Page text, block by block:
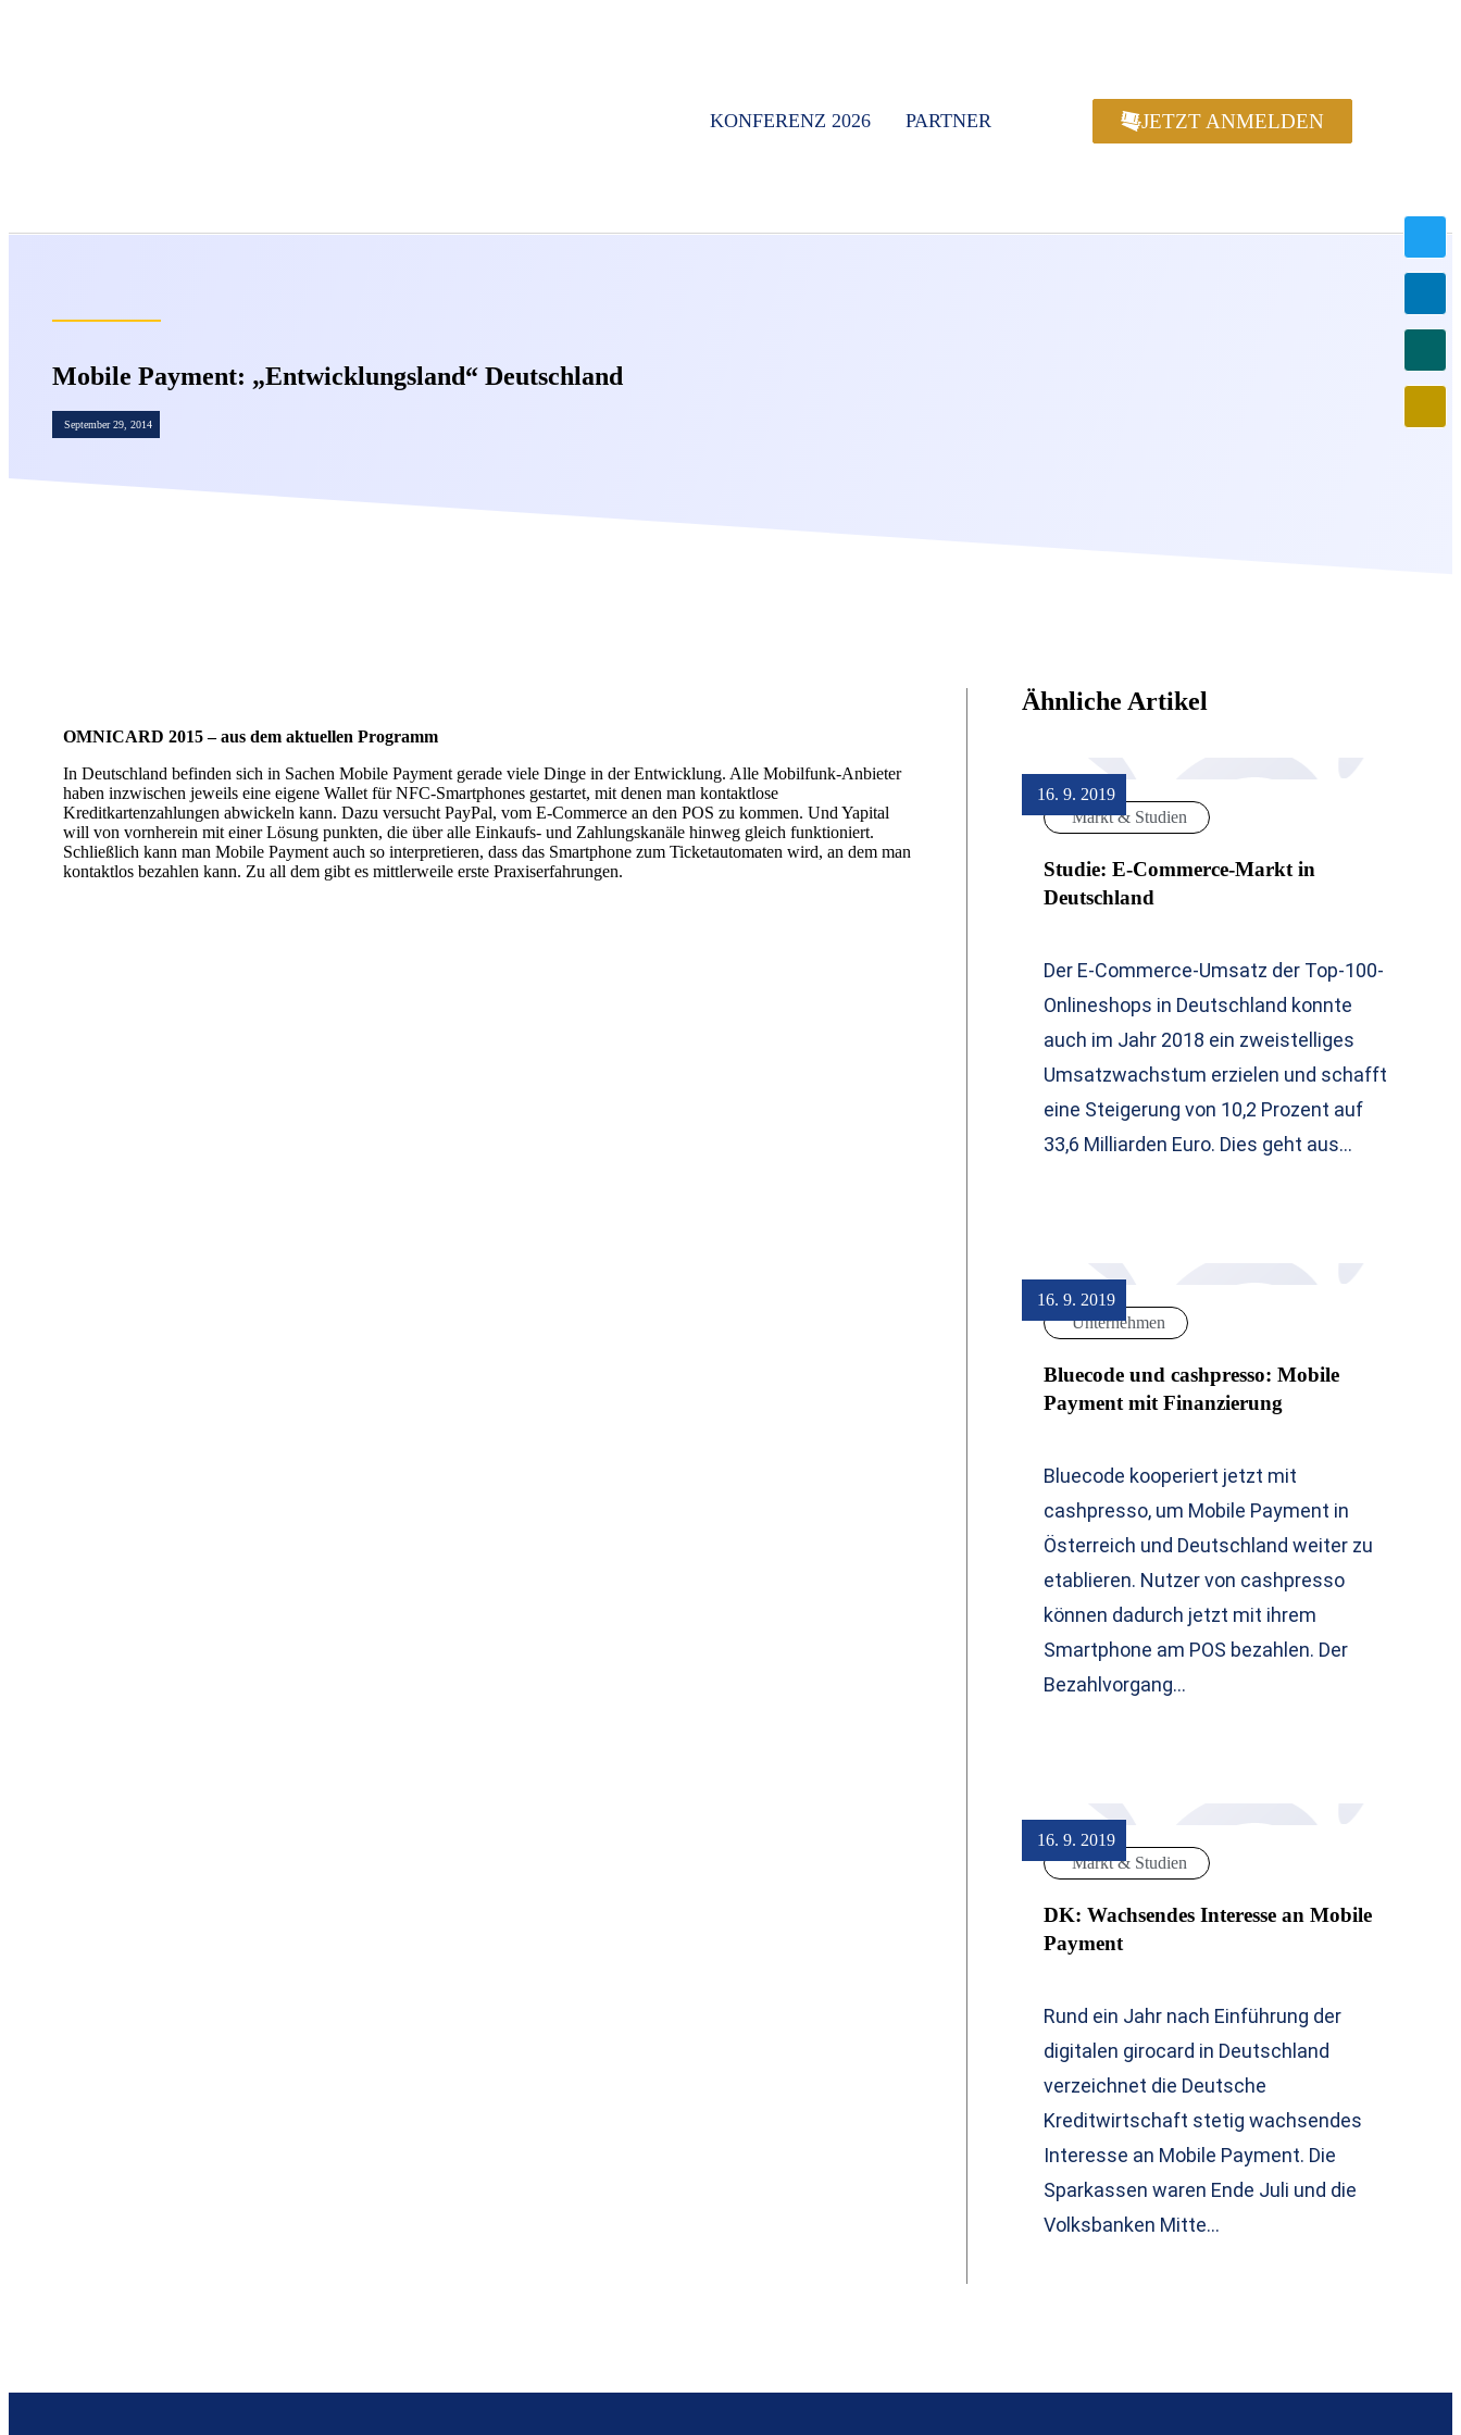
KONFERENZ 2026 PARTNER JETZT ANMELDEN
Mobile Payment: „Entwicklungsland“ Deutschland
September 29, 2014
OMNICARD 2015 – aus dem aktuellen Programm
In Deutschland befinden sich in Sachen Mobile Payment gerade viele Dinge in der Entwicklung. Alle Mobilfunk-Anbieter
haben inzwischen jeweils eine eigene Wallet für NFC-Smartphones gestartet, mit denen man kontaktlose
Kreditkartenzahlungen abwickeln kann. Dazu versucht PayPal, vom E-Commerce an den POS zu kommen. Und Yapital
will von vornherein mit einer Lösung punkten, die über alle Einkaufs- und Zahlungskanäle hinweg gleich funktioniert.
Schließlich kann man Mobile Payment auch so interpretieren, dass das Smartphone zum Ticketautomaten wird, an dem man
kontaktlos bezahlen kann. Zu all dem gibt es mittlerweile erste Praxiserfahrungen.
Ähnliche Artikel
16. 9. 2019
Markt & Studien
Studie: E-Commerce-Markt in
Deutschland
Der E-Commerce-Umsatz der Top-100-
Onlineshops in Deutschland konnte
auch im Jahr 2018 ein zweistelliges
Umsatzwachstum erzielen und schafft
eine Steigerung von 10,2 Prozent auf
33,6 Milliarden Euro. Dies geht aus…
16. 9. 2019
Unternehmen
Bluecode und cashpresso: Mobile
Payment mit Finanzierung
Bluecode kooperiert jetzt mit
cashpresso, um Mobile Payment in
Österreich und Deutschland weiter zu
etablieren. Nutzer von cashpresso
können dadurch jetzt mit ihrem
Smartphone am POS bezahlen. Der
Bezahlvorgang…
16. 9. 2019
Markt & Studien
DK: Wachsendes Interesse an Mobile
Payment
Rund ein Jahr nach Einführung der
digitalen girocard in Deutschland
verzeichnet die Deutsche
Kreditwirtschaft stetig wachsendes
Interesse an Mobile Payment. Die
Sparkassen waren Ende Juli und die
Volksbanken Mitte…